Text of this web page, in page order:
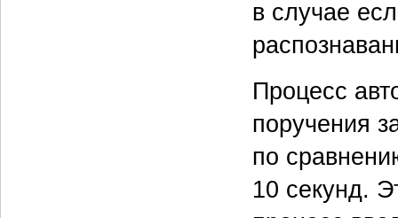
в случае
Процесс
поручения
по
10 секунд.